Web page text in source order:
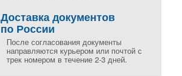
Доставка документов
по России
После согласования документы
направляются курьером или почтой с
трек номером в течение 2-3 дней.